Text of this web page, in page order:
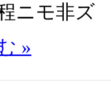
ニモ非ズ
»